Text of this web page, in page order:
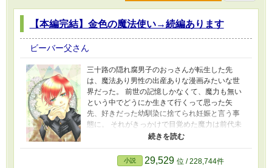
【本編完結】金色の魔法使い→続編あります
ビーバー父さん
三十路の隠れ腐男子のおっさんが転生した先
は、魔法あり男性の出産ありな漫画みたいな世
界だった。 前世の記憶しかなくて、魔力も無い
という中でどうにか生きて行くって思った矢
先、好きだった幼馴染に捨てられ妊娠と言う事
態に。 それがきっかけで目覚めた魔力は前代未
聞の金色でした！ 絶対、アイツにざまぁってし
てやんよ！ そして幸せになってやる~ｗ 続編
投下中です～「白と金の間～金色の魔法使い～
小説 29,529 位 / 228,744件